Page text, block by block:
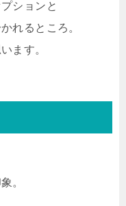
ションと
れるところ。
ます。
。